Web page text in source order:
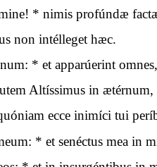
* nimis profúndæ
non intélleget hæc.
* et apparúerint
Altíssimus in ætérnum,
ecce inimíci tui
* et senéctus mea in